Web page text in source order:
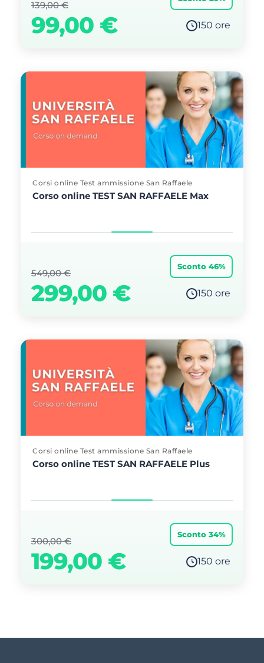
139,00€
99,00 € 150 ore
Corsi online Test ammissione San Raffaele
Corso online TEST SAN RAFFAELE Max
549,00€
299,00 €
Sconto 46%
150 ore
Corsi online Test ammissione San Raffaele
Corso online TEST SAN RAFFAELE Plus
300,00€
199,00 €
Sconto 34%
150 ore